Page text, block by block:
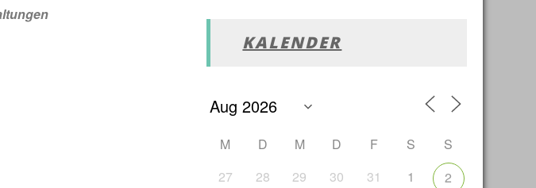
KALENDER
M D M D F S
S
27
28 29 30 31 1
2